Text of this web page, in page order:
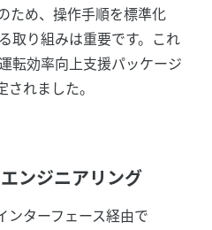
ため、操作手順を標準化
取り組みは重要です。これ
転効率向上支援パッケージ
れました。
ンジニアリング
ンターフェース経由で